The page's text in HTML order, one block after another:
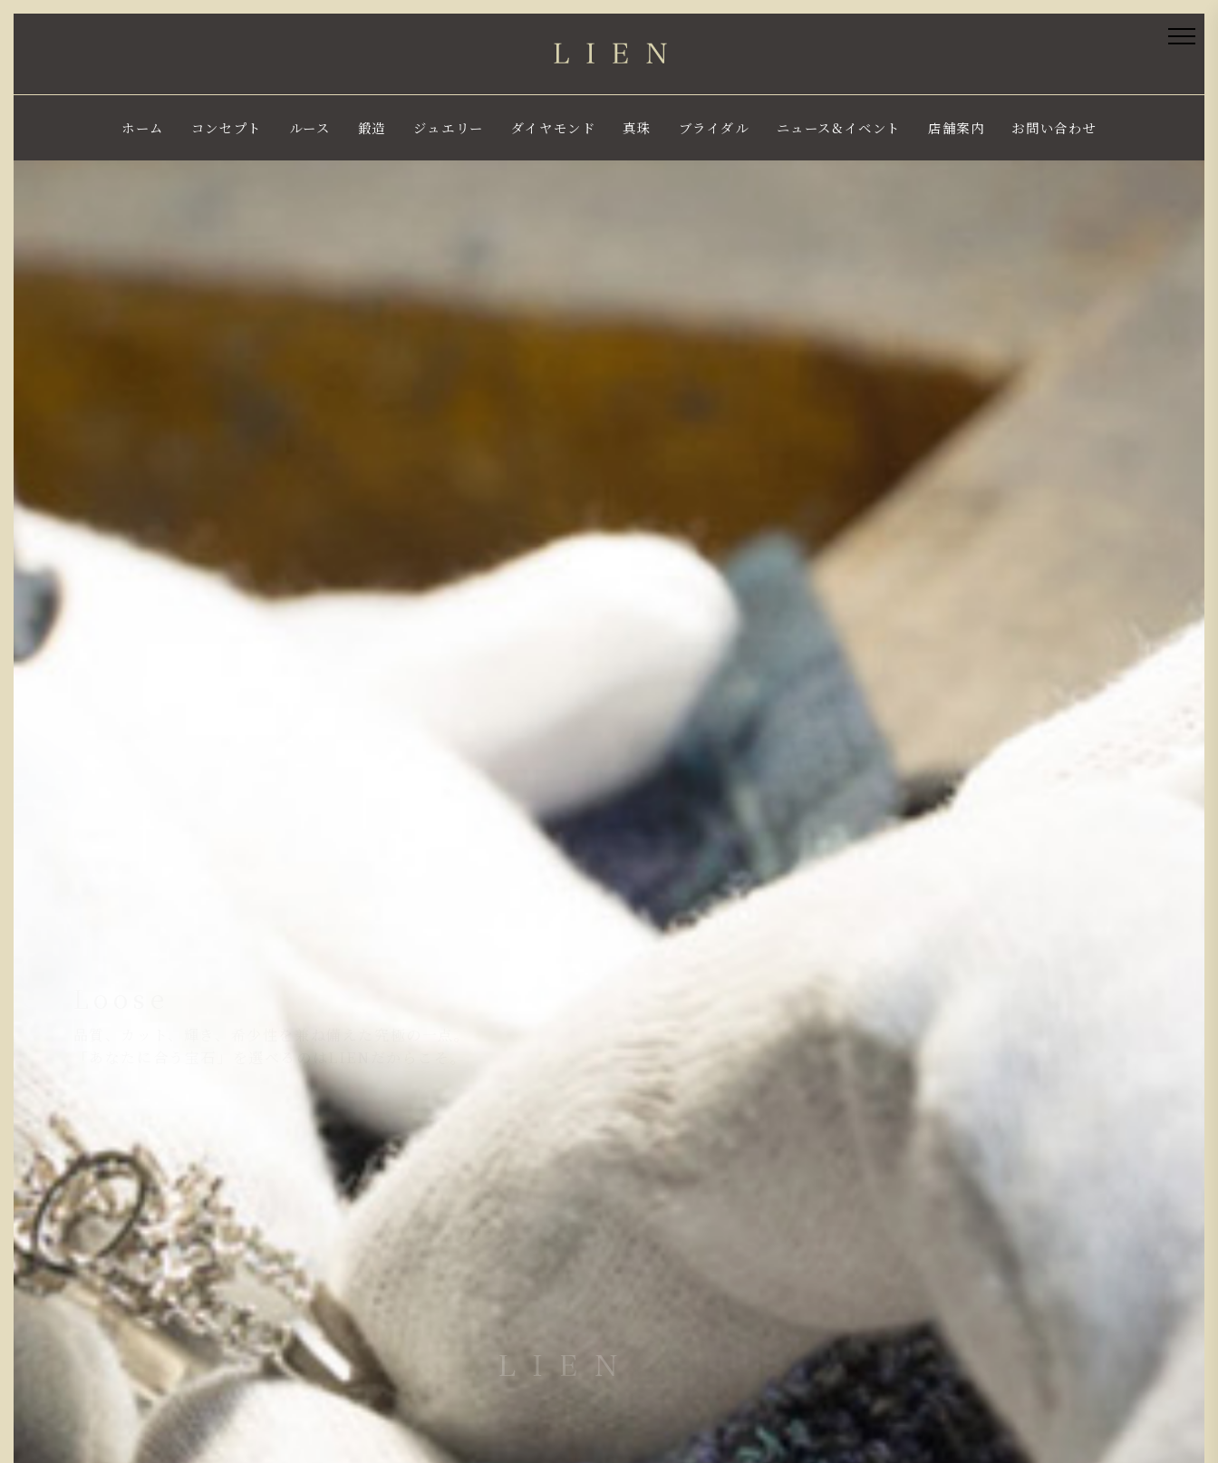
ホーム コンセプト ルース 鍛造 ジュエリー ダイヤモンド 真珠 ブライダル ニュース&イベント 店舗案内 お問い合わせ
人生で初めて手にされる、二人だけの宝石。
だからこそ、ホンモノをお伝えしたい。
品質、カット、輝き、希少性を兼ね備えた究極の一点。
「あなたに合う宝石」を選べるのはLIENだからこそ。